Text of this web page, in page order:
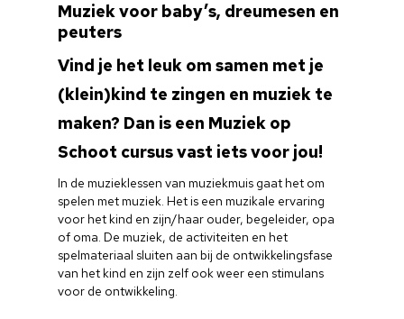
Muziek voor baby’s, dreumesen en
peuters
Vind je het leuk om samen met je
(klein)kind te zingen en muziek te
maken? Dan is een Muziek op
Schoot cursus vast iets voor jou!
In de muzieklessen van muziekmuis gaat het om
spelen met muziek. Het is een muzikale ervaring
voor het kind en zijn/haar ouder, begeleider, opa
of oma. De muziek, de activiteiten en het
spelmateriaal sluiten aan bij de ontwikkelingsfase
van het kind en zijn zelf ook weer een stimulans
voor de ontwikkeling.